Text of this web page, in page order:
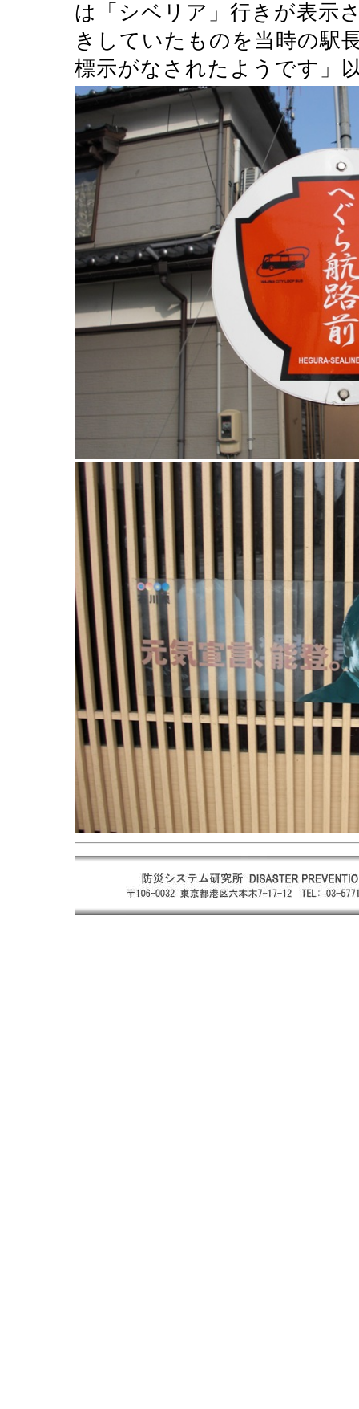
は「シベリア」行きが表示
きしていたものを当時の駅
標示がなされたようです」